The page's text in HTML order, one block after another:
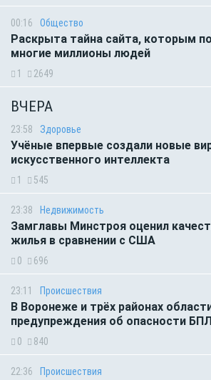
00:16 Общество
Раскрыта тайна сайта, которым
многие миллионы людей
1 2649
ВЧЕРА
23:58 Здоровье
Учёные впервые создали новые
искусственного интеллекта
1 545
23:38 Недвижимость
Замглавы Минстроя оценил
жилья в сравнении с США
0 696
23:11 Происшествия
В Воронеже и трёх районах
предупреждения об опасности
0 840
22:36 Происшествия